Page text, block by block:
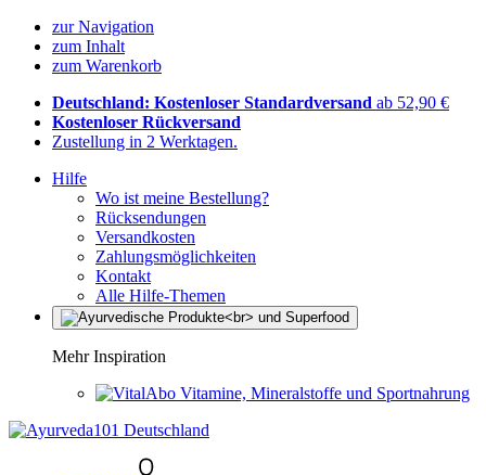
zur Navigation
zum Inhalt
zum Warenkorb
Deutschland: Kostenloser Standardversand ab 52,90 €
Kostenloser Rückversand
Zustellung in 2 Werktagen.
Hilfe
Wo ist meine Bestellung?
Rücksendungen
Versandkosten
Zahlungsmöglichkeiten
Kontakt
Alle Hilfe-Themen
Mehr Inspiration
Vitamine, Mineralstoffe und Sportnahrung